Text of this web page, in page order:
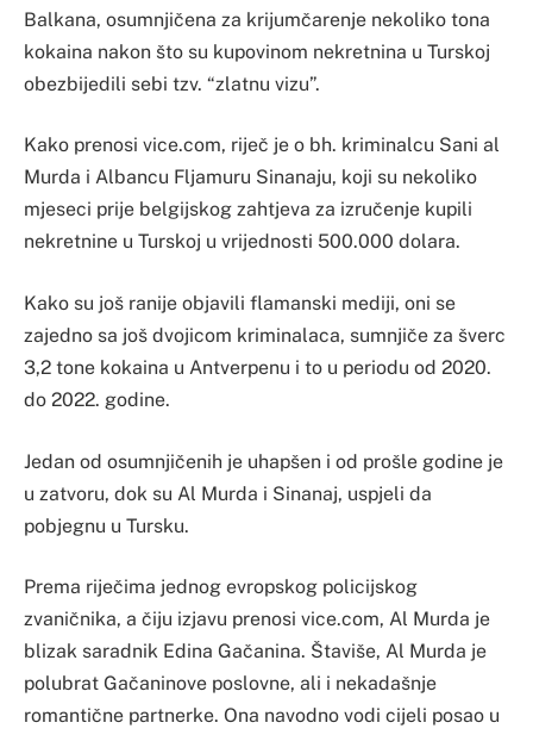
Balkana, osumnjičena za krijumčarenje nekoliko tona
kokaina nakon što su kupovinom nekretnina u Turskoj
obezbijedili sebi tzv. “zlatnu vizu”.
Kako prenosi vice.com, riječ je o bh. kriminalcu Sani al
Murda i Albancu Fljamuru Sinanaju, koji su nekoliko
mjeseci prije belgijskog zahtjeva za izručenje kupili
nekretnine u Turskoj u vrijednosti 500.000 dolara.
Kako su još ranije objavili flamanski mediji, oni se
zajedno sa još dvojicom kriminalaca, sumnjiče za šverc
3,2 tone kokaina u Antverpenu i to u periodu od 2020.
do 2022. godine.
Jedan od osumnjičenih je uhapšen i od prošle godine je
u zatvoru, dok su Al Murda i Sinanaj, uspjeli da
pobjegnu u Tursku.
Prema riječima jednog evropskog policijskog
zvaničnika, a čiju izjavu prenosi vice.com, Al Murda je
blizak saradnik Edina Gačanina. Štaviše, Al Murda je
polubrat Gačaninove poslovne, ali i nekadašnje
romantične partnerke. Ona navodno vodi cijeli posao u